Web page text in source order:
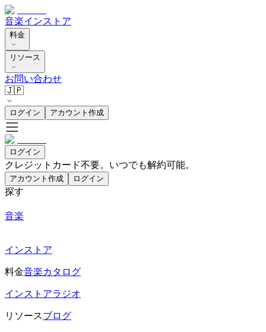
音楽インストア
料金
リソース
お問い合わせ
🇯🇵
ログイン アカウント作成
ログイン
クレジットカード不要。いつでも解約可能。
アカウント作成 ログイン
探す
音楽
インストア
料金音楽カタログ
インストアラジオ
リソースブログ